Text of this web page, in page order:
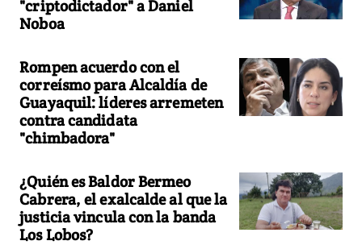
"criptodictador" a Daniel
Noboa
Rompen acuerdo con el
correísmo para Alcaldía de
Guayaquil: líderes arremeten
contra candidata
"chimbadora"
¿Quién es Baldor Bermeo
Cabrera, el exalcalde al que la
justicia vincula con la banda
Los Lobos?